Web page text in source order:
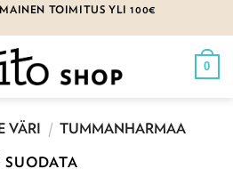
TOIMITUS YLI 100€
0
VÄRI / TUMMANHARMAA
SUODATA